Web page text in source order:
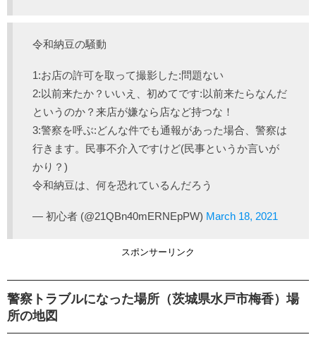
令和納豆の騒動
1:お店の許可を取って撮影した:問題ない
2:以前来たか？いいえ、初めてです:以前来たらなんだ
というのか？来店が嫌なら店など持つな！
3:警察を呼ぶ:どんな件でも通報があった場合、警察は
行きます。民事不介入ですけど(民事というか言いが
かり？)
令和納豆は、何を恐れているんだろう
— 初心者 (@21QBn40mERNEpPW) March 18, 2021
スポンサーリンク
警察トラブルになった場所（茨城県水戸市梅香）場
所の地図